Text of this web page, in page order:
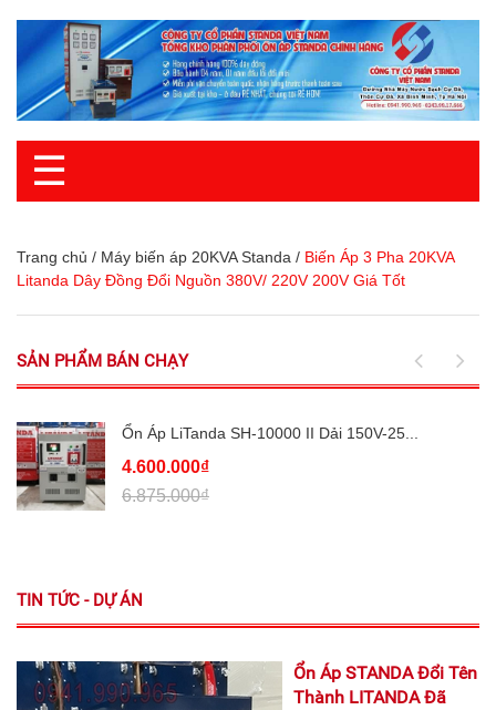
☰
Trang chủ / Máy biến áp 20KVA Standa / Biến Áp 3 Pha 20KVA
Litanda Dây Đồng Đổi Nguồn 380V/ 220V 200V Giá Tốt
SẢN PHẨM BÁN CHẠY
Ổn Áp LiTanda SH-10000 II Dải 150V-25...
4.600.000₫
6.875.000₫
TIN TỨC - DỰ ÁN
Ổn Áp STANDA Đổi Tên
Thành LITANDA Đã